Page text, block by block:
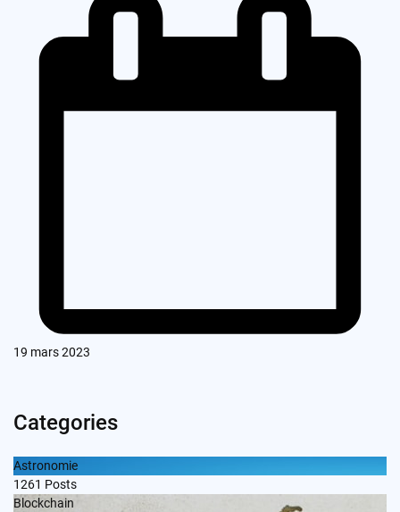
19 mars 2023
Categories
Astronomie
1261 Posts
Blockchain